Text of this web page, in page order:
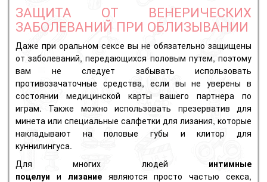
ЗАЩИТА ОТ ВЕНЕРИЧЕСКИХ
ЗАБОЛЕВАНИЙ ПРИ ОБЛИЗЫВАНИИ
Даже при оральном сексе вы не обязательно защищены
от заболеваний, передающихся половым путем, поэтому
вам не следует забывать использовать
противозачаточные средства, если вы не уверены в
состоянии медицинской карты вашего партнера по
играм.
Также можно использовать презерватив для
минета или специальные салфетки для лизания, которые
накладывают на половые губы и клитор для
куннилингуса.
Для многих людей
интимные
поцелуи и лизание являются просто частью секса,